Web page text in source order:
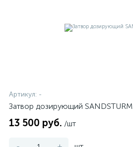
Артикул: -
Затвор дозирующий SANDSTURM
13 500 руб. /шт